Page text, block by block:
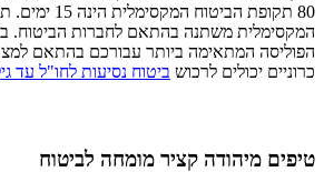
80 תקופת הביטוח
המקסימלית משתנה בהתאם לחברות הביטוח.
הפוליסה המתאימה ביותר עבורכם בהתאם
כרוניים יכולים לרכוש ביטוח נסיעות לחו"ל עד גיל
טיפים מיהודה קציר מומחה לביטוח